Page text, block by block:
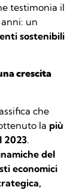
testimonia il
un
sostenibili
crescita
che
la più
2023.
del
economici